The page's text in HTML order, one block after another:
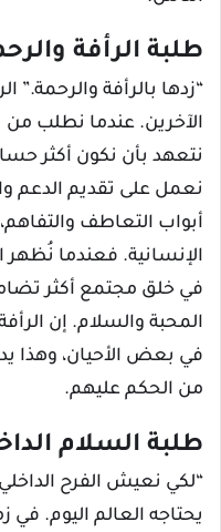
طلبة الرأفة
“زدها بالرأفة والرحمة.”
الآخرين. عندما نطلب من
نتعهد بأن نكون أكثر
نعمل على تقديم الدعم
أبواب التعاطف
الإنسانية. فعندما
في خلق مجتمع أكثر
المحبة والسلام. إن
في بعض الأحيان، وهذا
من الحكم عليهم.
طلبة السلام
“لكي نعيش الفرح
يحتاجه العالم اليوم. في